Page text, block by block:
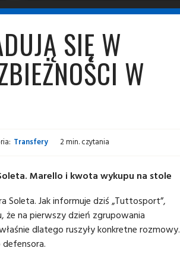
SIĘ W
W
Transfery 2 min. czytania
Marello i kwota wykupu na stole
Soleta. Jak informuje dziś „Tuttosport”,
że na pierwszy dzień zgrupowania
dlatego ruszyły konkretne rozmowy.